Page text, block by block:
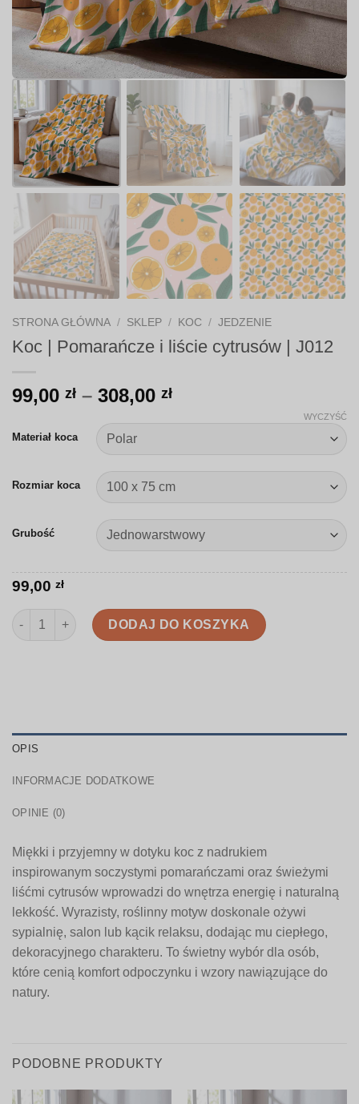
STRONA GŁÓWNA / SKLEP / KOC / JEDZENIE
Koc | Pomarańcze i liście cytrusów | J012
99,00 zł – 308,00 złZakres
99,00 zł
do
308,00 zł
Materiał koca
Rozmiar koca
Grubość
WYCZYŚĆ
99,00 zł
ilość Koc | Pomarańcze i liście cytrusów | J012
DODAJ DO KOSZYKA
OPIS
INFORMACJE DODATKOWE
OPINIE (0)
Miękki i przyjemny w dotyku koc z nadrukiem
inspirowanym soczystymi pomarańczami oraz świeżymi
liśćmi cytrusów wprowadzi do wnętrza energię i naturalną
lekkość. Wyrazisty, roślinny motyw doskonale ożywi
sypialnię, salon lub kącik relaksu, dodając mu ciepłego,
dekoracyjnego charakteru. To świetny wybór dla osób,
które cenią komfort odpoczynku i wzory nawiązujące do
natury.
PODOBNE PRODUKTY